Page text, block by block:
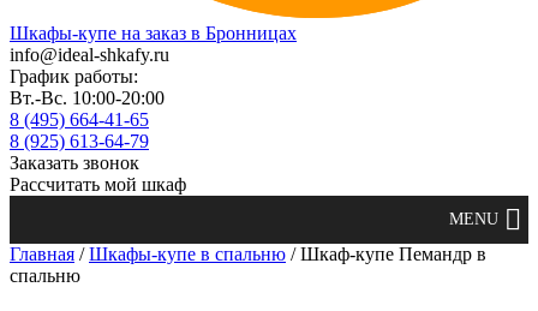
Шкафы-купе на заказ в Бронницах
info@ideal-shkafy.ru
График работы:
Вт.-Вс. 10:00-20:00
8 (495) 664-41-65
8 (925) 613-64-79
Заказать звонок
Рассчитать мой шкаф
Главная /Шкафы-купе в спальню / Шкаф-купе Пемандр в
спальню